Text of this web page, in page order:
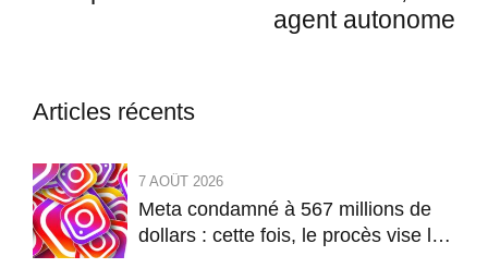
agent autonome
Articles récents
7 AOÛT 2026
Meta condamné à 567 millions de
dollars : cette fois, le procès vise la